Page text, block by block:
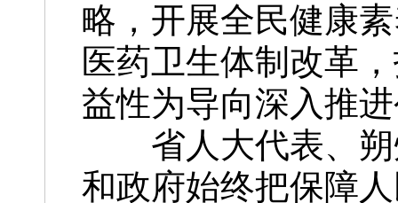
略，开展全民健康
医药卫生体制改革
益性为导向深入推
省人大代表、朔
和政府始终把保障